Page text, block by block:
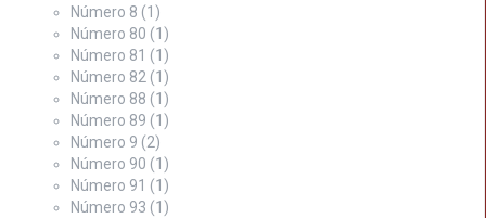
Número 8 (1)
Número 80 (1)
Número 81 (1)
Número 82 (1)
Número 88 (1)
Número 89 (1)
Número 9 (2)
Número 90 (1)
Número 91 (1)
Número 93 (1)